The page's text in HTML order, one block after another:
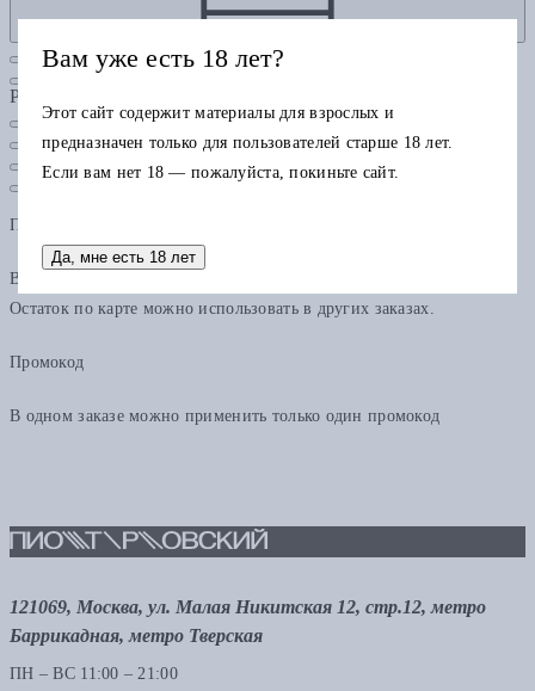
Рубрики
Подарочная карта
В одном заказе можно применить только одну подарочную карту.
Остаток по карте можно использовать в других заказах.
Промокод
В одном заказе можно применить только один промокод
121069, Москва, ул. Малая Никитская 12, стр.12, метро
Баррикадная, метро Тверская
ПН – ВС 11:00 – 21:00
Вам уже есть 18 лет?
Этот сайт содержит материалы для взрослых и
предназначен только для пользователей старше 18 лет.
Если вам нет 18 — пожалуйста, покиньте сайт.
Да, мне есть 18 лет